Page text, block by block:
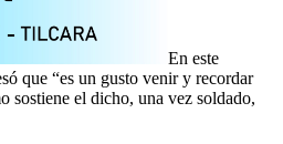
En este
que “es un gusto venir y recordar
sostiene el dicho, una vez soldado,